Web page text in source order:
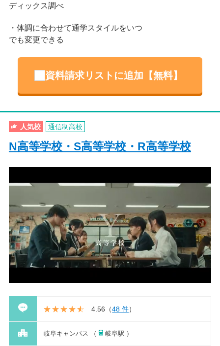
ディックス調べ
体調に合わせて通学スタイルをいつ
でも変更できる
資料請求リストに追加【無料】
人気校 通信制高校
N高等学校・S高等学校・R高等学校
4.56 （48 件）
岐阜キャンパス （ 岐阜駅 ）